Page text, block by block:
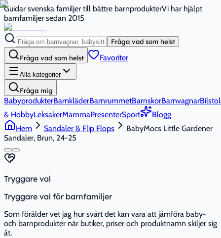
Guidar svenska familjer till bättre barnprodukterVi har hjälpt
barnfamiljer sedan 2015
Fråga vad som helst
Fråga vad som helst Favoriter
Alla kategorier
Fråga mig
BabyprodukterBarnkläderBarnrummetBarnskorBarnvagnar
& HobbyLeksakerMammaPresenterSport
Blogg
Hem
Sandaler & Flip Flops
BabyMocs Little Gardener
Sandaler, Brun, 24-25
Tryggare val
Tryggare val för barnfamiljer
Som förälder vet jag hur svårt det kan vara att jämföra baby-
och barnprodukter när butiker, priser och produktnamn skiljer sig
åt.